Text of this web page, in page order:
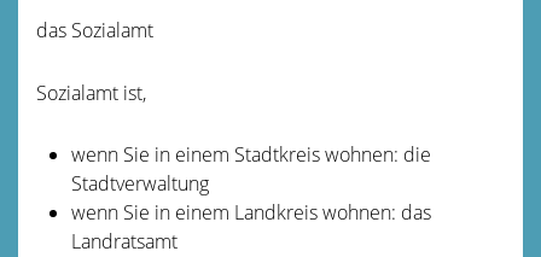
das Sozialamt
Sozialamt ist,
wenn Sie in einem Stadtkreis wohnen: die
Stadtverwaltung
wenn Sie in einem Landkreis wohnen: das
Landratsamt